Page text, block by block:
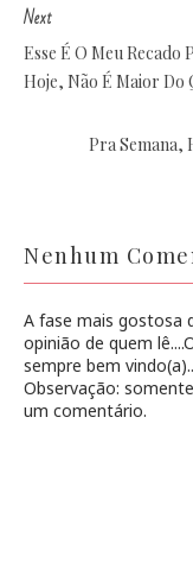
Next
Esse É O Meu
Hoje, Não É Maior Do
Pra Semana,
Nenhum
A fase mais gostosa
opinião de quem
sempre bem
Observação:
um comentário.